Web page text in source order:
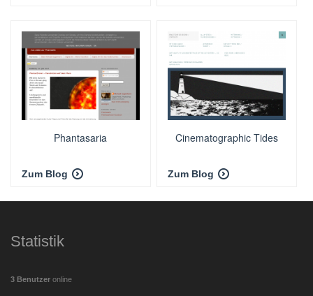
Phantasaria
Zum Blog
Cinematographic Tides
Zum Blog
Statistik
3 Benutzer online